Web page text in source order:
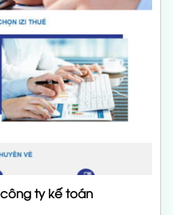
ty kế toán